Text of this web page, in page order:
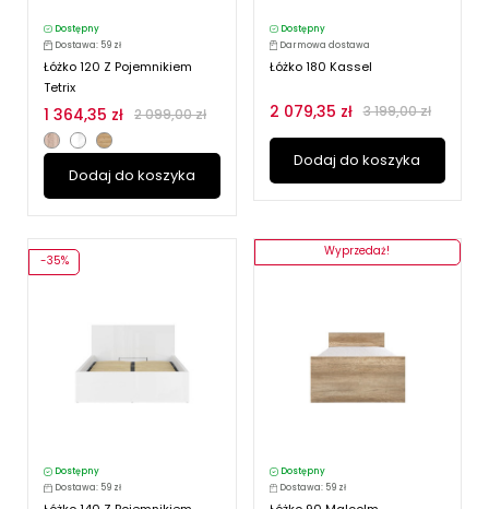
Dostępny
Dostawa: 59 zł
Łóżko 120 Z Pojemnikiem
Tetrix
1 364,35 zł 2 099,00 zł
Dodaj do koszyka
Dostępny
Darmowa dostawa
Łóżko 180 Kassel
2 079,35 zł 3 199,00 zł
Dodaj do koszyka
Dostępny
Dostawa: 59 zł
-35%
Dostępny
Dostawa: 59 zł
Wyprzedaż!